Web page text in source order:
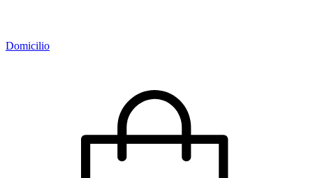
Domicilio